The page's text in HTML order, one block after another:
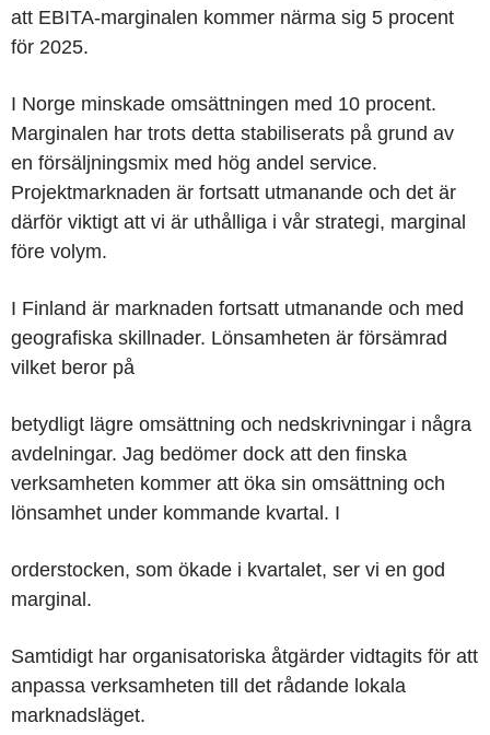
att EBITA-marginalen kommer närma sig 5 procent
för 2025.
I Norge minskade omsättningen med 10 procent.
Marginalen har trots detta stabiliserats på grund av
en försäljningsmix med hög andel service.
Projektmarknaden är fortsatt utmanande och det är
därför viktigt att vi är uthålliga i vår strategi, marginal
före volym.
I Finland är marknaden fortsatt utmanande och med
geografiska skillnader. Lönsamheten är försämrad
vilket beror på
betydligt lägre omsättning och nedskrivningar i några
avdelningar. Jag bedömer dock att den finska
verksamheten kommer att öka sin omsättning och
lönsamhet under kommande kvartal. I
orderstocken, som ökade i kvartalet, ser vi en god
marginal.
Samtidigt har organisatoriska åtgärder vidtagits för att
anpassa verksamheten till det rådande lokala
marknadsläget.